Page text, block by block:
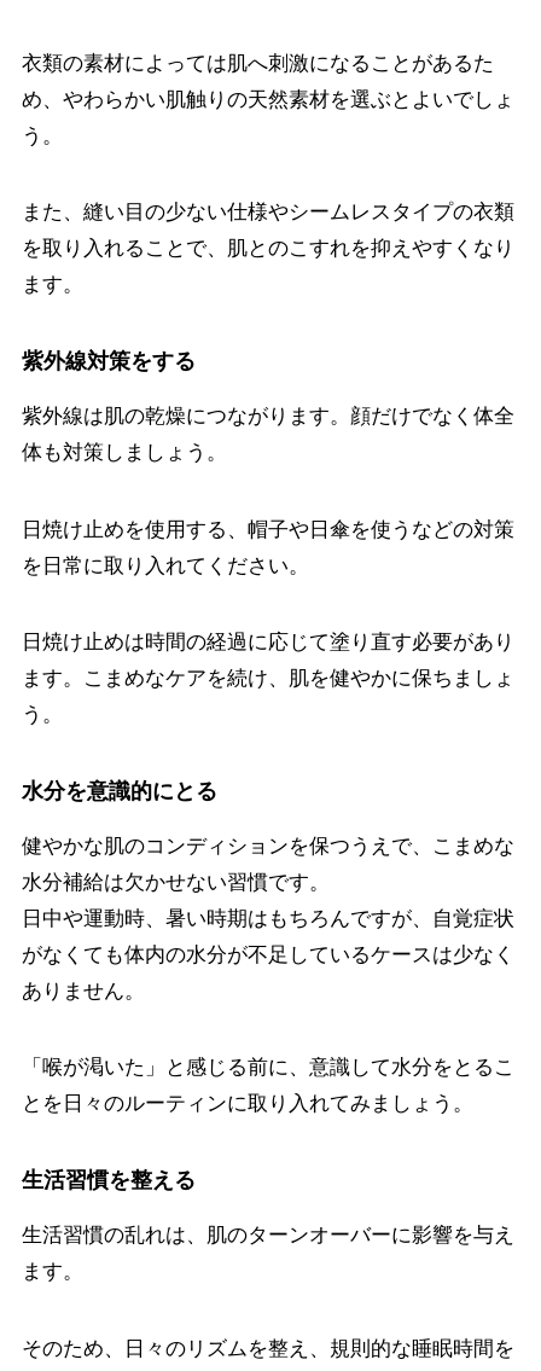
衣類の素材によっては肌へ刺激になることがあるた
め、やわらかい肌触りの天然素材を選ぶとよいでしょ
う。
また、縫い目の少ない仕様やシームレスタイプの衣類
を取り入れることで、肌とのこすれを抑えやすくなり
ます。
紫外線対策をする
紫外線は肌の乾燥につながります。顔だけでなく体全
体も対策しましょう。
日焼け止めを使用する、帽子や日傘を使うなどの対策
を日常に取り入れてください。
日焼け止めは時間の経過に応じて塗り直す必要があり
ます。こまめなケアを続け、肌を健やかに保ちましょ
う。
水分を意識的にとる
健やかな肌のコンディションを保つうえで、こまめな
水分補給は欠かせない習慣です。
日中や運動時、暑い時期はもちろんですが、自覚症状
がなくても体内の水分が不足しているケースは少なく
ありません。
「喉が渇いた」と感じる前に、意識して水分をとるこ
とを日々のルーティンに取り入れてみましょう。
生活習慣を整える
生活習慣の乱れは、肌のターンオーバーに影響を与え
ます。
そのため、日々のリズムを整え、規則的な睡眠時間を